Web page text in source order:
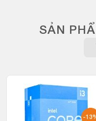
SẢN
-